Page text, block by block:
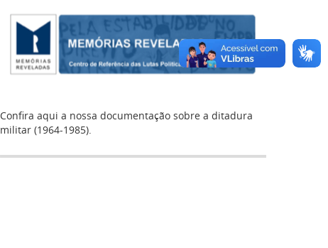
Confira aqui a nossa documentação sobre a ditadura
militar (1964-1985).